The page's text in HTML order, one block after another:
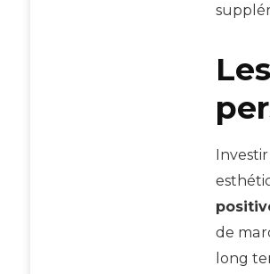
de
long